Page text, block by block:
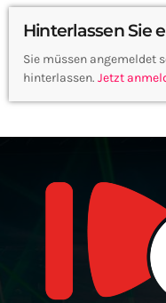
Hinterlassen Sie
Sie müssen angemeldet
hinterlassen. Jetzt